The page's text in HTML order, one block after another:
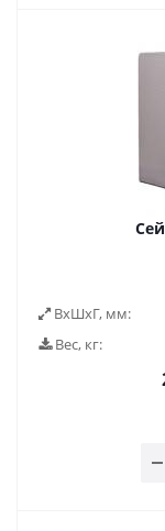
ВxШxГ, мм:
Вес, кг: